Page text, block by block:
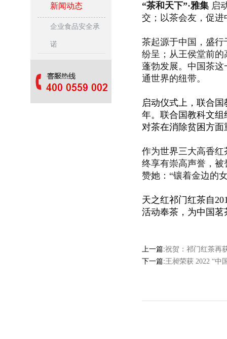
新闻动态
企业食品安全承
诺
“茶和天下”·雅集 启
交； 以茶会友，促进
茶起源于中国，盛行
纷呈； 从王侯堂前
蓬勃发展。 中国茶这
通世界的纽带。
启动仪式上，联合
年。联合国教科文
对茶在消除贫困方
作为世界三大高香红
终享有崇高声誉，被
赞她： “镶着金边的
天之红祁门红茶自
活动奉茶，为中国
上一篇:祝贺：祁门红茶再
下一篇:王昶荣获 2022 “中